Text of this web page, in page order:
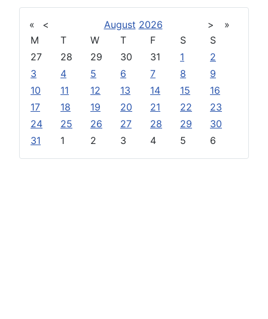
« < August 2026 >
»
M
T W T F S
S
27
28 29 30 31 1
2
3
4 5 6 7 8
9
10
11 12 13 14 15
16
17
18 19 20 21 22
23
24
25 26 27 28 29
30
31
1 2 3 4 5 6